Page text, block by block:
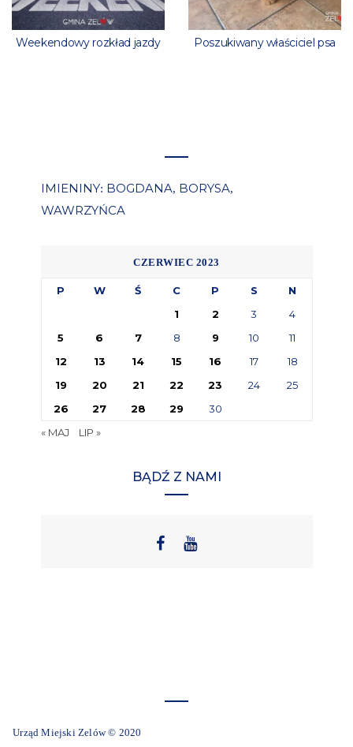
Weekendowy rozkład jazdy Poszukiwany właściciel psa
IMIENINY: BOGDANA, BORYSA,
WAWRZYŃCA
CZERWIEC 2023
P W Ś C P S
N
1
2 3
4
5
6 7 8 9 10
11
12
13 14 15 16 17
18
19
20 21 22 23 24
25
26
27 28 29
30
« MAJ
LIP »
BĄDŹ Z NAMI
Urząd Miejski Zelów © 2020